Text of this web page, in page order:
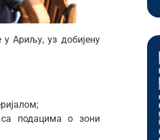
Ариљу, уз добијену
подацима о зони